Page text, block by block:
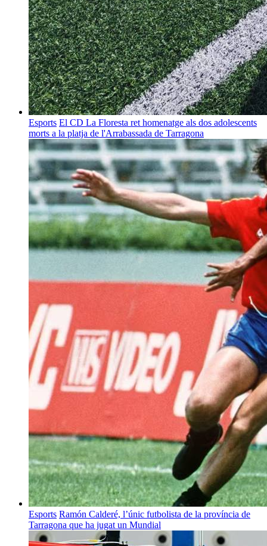
Esports El CD La Floresta ret homenatge als dos adolescents
morts a la platja de l'Arrabassada de Tarragona
Esports Ramón Calderé, l’únic futbolista de la província de
Tarragona que ha jugat un Mundial